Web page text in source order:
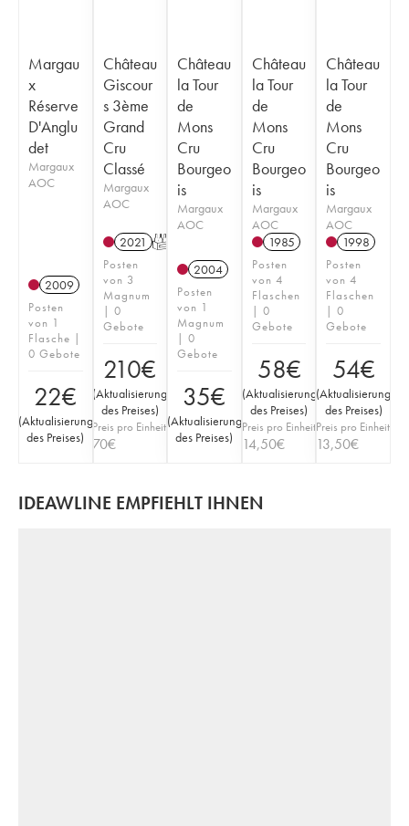
Margau
x
Réserve
D'Anglu
det
Margaux
AOC
2009
Posten
von 1
Flasche |
0 Gebote
22€
(Aktualisierung
des Preises)
Château
Giscour
s 3ème
Grand
Cru
Classé
Margaux
AOC
2021 T
Posten
von 3
Magnum
| 0
Gebote
210€
(Aktualisierung
des Preises)
Preis pro Einheit
70€
Château
la Tour
de
Mons
Cru
Bourgeo
is
Margaux
AOC
2004
Posten
von 1
Magnum
| 0
Gebote
35€
(Aktualisierung
des Preises)
Château
la Tour
de
Mons
Cru
Bourgeo
is
Margaux
AOC
1985
Posten
von 4
Flaschen
| 0
Gebote
58€
(Aktualisierung
des Preises)
Preis pro Einheit
14,50€
Château
la Tour
de
Mons
Cru
Bourgeo
is
Margaux
AOC
1998
Posten
von 4
Flaschen
| 0
Gebote
54€
(Aktualisierung
des Preises)
Preis pro Einheit
13,50€
IDEAWLINE EMPFIEHLT IHNEN